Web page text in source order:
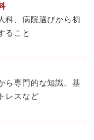
科、病院選びから初
ること
ら専門的な知識。基
レスなど